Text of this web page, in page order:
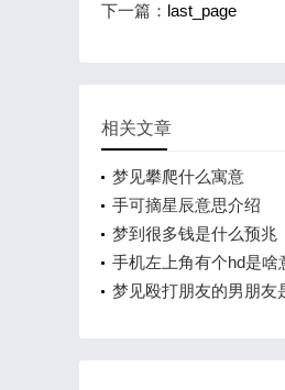
下一篇： last_page
相关文章
梦见攀爬什么寓意
手可摘星辰意思介绍
梦到很多钱是什么预兆
手机左上角有个hd是啥
梦见殴打朋友的男朋友